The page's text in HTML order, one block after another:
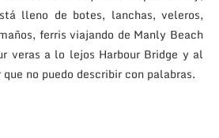
lleno de botes, lanchas, veleros,
ferris viajando de Manly Beach
veras a lo lejos Harbour Bridge y al
no puedo describir con palabras.